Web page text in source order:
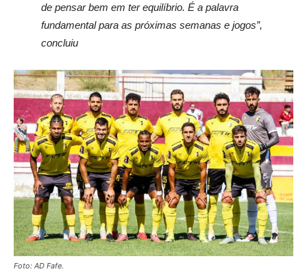
de pensar bem em ter equilíbrio. É a palavra
fundamental para as próximas semanas e jogos”,
concluiu
Foto: AD Fafe.